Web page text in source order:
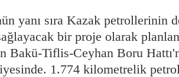
yanı sıra Kazak petrollerinin
bir proje olarak
Bakü-Tiflis-Ceyhan Boru
1.774 kilometrelik